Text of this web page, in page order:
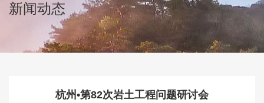
新闻动态
杭州•第82次岩土工程问题研讨会